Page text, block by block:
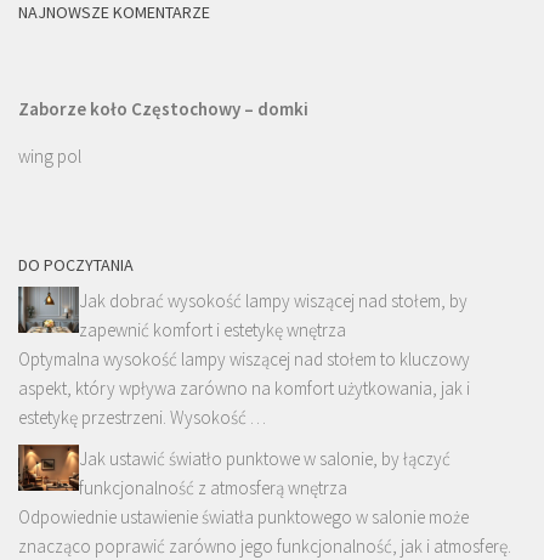
NAJNOWSZE KOMENTARZE
Zaborze koło Częstochowy – domki
wing pol
DO POCZYTANIA
Jak dobrać wysokość lampy wiszącej nad stołem, by
zapewnić komfort i estetykę wnętrza
Optymalna wysokość lampy wiszącej nad stołem to kluczowy
aspekt, który wpływa zarówno na komfort użytkowania, jak i
estetykę przestrzeni. Wysokość …
Jak ustawić światło punktowe w salonie, by łączyć
funkcjonalność z atmosferą wnętrza
Odpowiednie ustawienie światła punktowego w salonie może
znacząco poprawić zarówno jego funkcjonalność, jak i atmosferę.